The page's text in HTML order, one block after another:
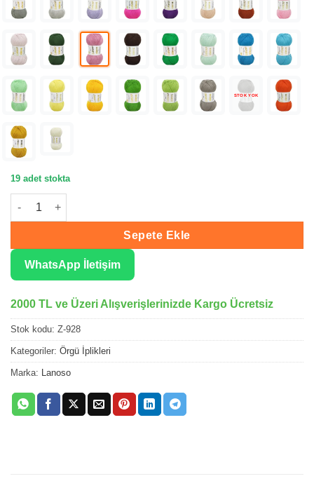
STOK YOK
19 adet stokta
Lanoso Zirve Gül Kurusu El Örgü İpliği 928 adet
Sepete Ekle
WhatsApp İletişim
2000 TL ve Üzeri Alışverişlerinizde Kargo Ücretsiz
Stok kodu: Z-928
Kategoriler: Örgü İplikleri
Marka: Lanoso